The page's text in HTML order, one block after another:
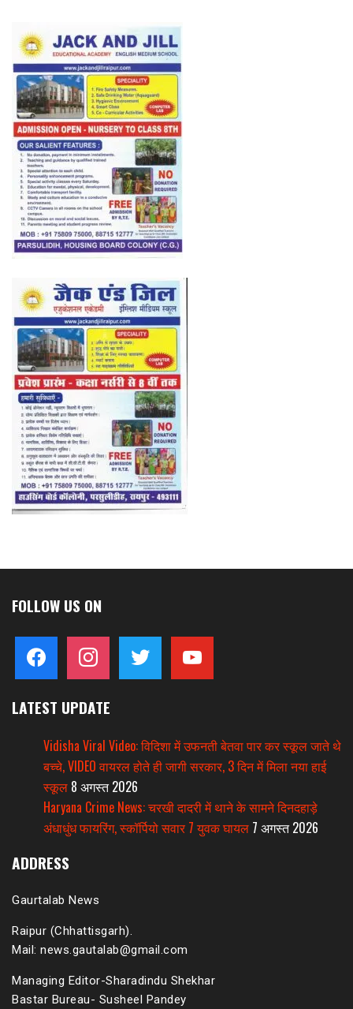
FOLLOW US ON
facebook instagram twitter youtube
LATEST UPDATE
Vidisha Viral Video: विदिशा में उफनती बेतवा पार कर स्कूल जाते थे
बच्चे, VIDEO वायरल होते ही जागी सरकार, 3 दिन में मिला नया हाई
स्कूल 8 अगस्त 2026
Haryana Crime News: चरखी दादरी में थाने के सामने दिनदहाड़े
अंधाधुंध फायरिंग, स्कॉर्पियो सवार 7 युवक घायल 7 अगस्त 2026
ADDRESS
Gaurtalab News
Raipur (Chhattisgarh).
Mail: news.gautalab@gmail.com
Managing Editor-Sharadindu Shekhar
Bastar Bureau- Susheel Pandey